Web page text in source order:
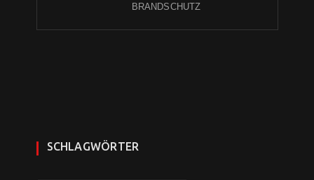
BRANDSCHUTZ
SCHLAGWÖRTER